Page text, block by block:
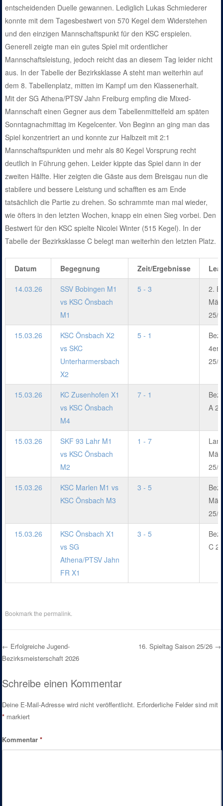
entscheidenden Duelle gewannen. Lediglich Lukas Schmiederer
konnte mit dem Tagesbestwert von 570 Kegel dem Widerstehen
und den einzigen Mannschaftspunkt für den KSC erspielen.
Generell zeigte man ein gutes Spiel mit ordentlicher
Mannschaftsleistung, jedoch reicht das an diesem Tag leider nicht
aus. In der Tabelle der Bezirksklasse A steht man weiterhin auf
dem 8. Tabellenplatz, mitten im Kampf um den Klassenerhalt.
Mit der SG Athena/PTSV Jahn Freiburg empfing die Mixed-
Mannschaft einen Gegner aus dem Tabellenmittelfeld am späten
Sonntagnachmittag im Kegelcenter. Von Beginn an ging man das
Spiel konzentriert an und konnte zur Halbzeit mit 2:1
Mannschaftspunkten und mehr als 80 Kegel Vorsprung recht
deutlich in Führung gehen. Leider kippte das Spiel dann in der
zweiten Hälfte. Hier zeigten die Gäste aus dem Breisgau nun die
stabilere und bessere Leistung und schafften es am Ende
tatsächlich die Partie zu drehen. So schrammte man mal wieder,
wie öfters in den letzten Wochen, knapp ein einen Sieg vorbei. Den
Bestwert für den KSC spielte Nicolei Winter (515 Kegel). In der
Tabelle der Bezirksklasse C belegt man weiterhin den letzten Platz.
Datum Begegnung Zeit/Ergebnisse
14.03.26
SSV Bobingen M1
vs KSC Önsbach
M1
5 - 3
2.
25/
15.03.26
KSC Önsbach X2
vs SKC
Unterharmersbach
X2
5 - 1
4er
25/
15.03.26
KC Zusenhofen X1
vs KSC Önsbach
M4
7 - 1
A
15.03.26
SKF 93 Lahr M1
vs KSC Önsbach
M2
1 - 7
25/
15.03.26
KSC Marlen M1 vs
KSC Önsbach M3
3 - 5
25/
15.03.26
KSC Önsbach X1
vs SG
Athena/PTSV Jahn
FR X1
3 - 5
C
Bookmark thepermalink
Post navigation
← Erfolgreiche Jugend-
Bezirksmeisterschaft 2026
16. Spieltag Saison 25/26 →
Schreibe einen Kommentar
Deine E-Mail-Adresse wird nicht veröffentlicht. Erforderliche Felder sind mit
* markiert
Kommentar*